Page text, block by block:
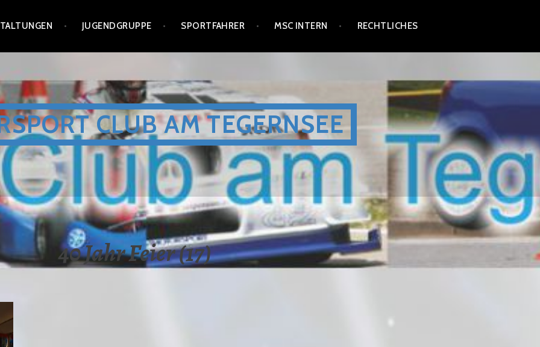
JUGENDGRUPPE SPORTFAHRER MSC INTERN RECHTLICHES
CLUB AM TEGERNSEE
40 Jahr Feier (17)